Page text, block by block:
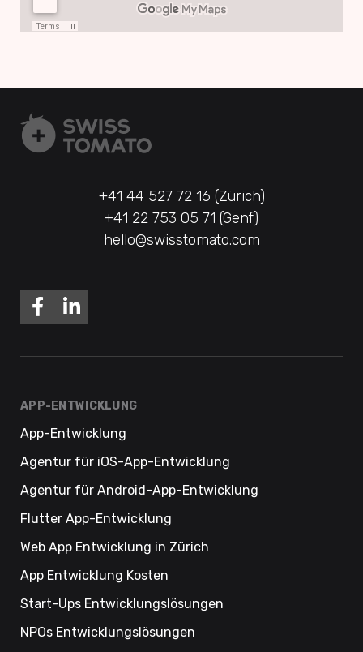
+41 44 527 72 16 (Zürich)
+41 22 753 05 71 (Genf)
hello@swisstomato.com
APP-ENTWICKLUNG
App-Entwicklung
Agentur für iOS-App-Entwicklung
Agentur für Android-App-Entwicklung
Flutter App-Entwicklung
Web App Entwicklung in Zürich
App Entwicklung Kosten
Start-Ups Entwicklungslösungen
NPOs Entwicklungslösungen